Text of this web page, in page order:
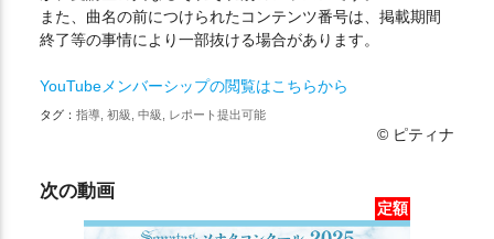
また、曲名の前につけられたコンテンツ番号は、掲載期間
終了等の事情により一部抜ける場合があります。
YouTubeメンバーシップの閲覧はこちらから
タグ： 指導, 初級, 中級, レポート提出可能
© ピティナ
次の動画
定額